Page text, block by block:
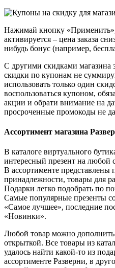
Нажимай кнопку
активируется – цена заказа
нибудь бонус (например,
С другими скидками магазина
скидки по купонам не
использовать только один
воспользоваться купоном,
акции и обрати внимание на
просроченные промокоды не
Ассортимент магазина
В каталоге виртуального
интересный презент на любой
В ассортименте представлены
принадлежности, товары для
Подарки легко подобрать по
Самые популярные презенты
«Самое лучшее», последние
«Новинки».
Любой товар можно
открыткой. Все товары из
удалось найти какой-то из
ассортименте Разверни, в